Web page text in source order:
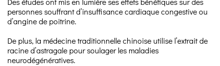
personnes souffrant d’insuffisance cardiaque congestive ou
d’angine de poitrine.
De plus, la médecine traditionnelle chinoise utilise l’extrait de
racine d’astragale pour soulager les maladies
neurodégénératives.